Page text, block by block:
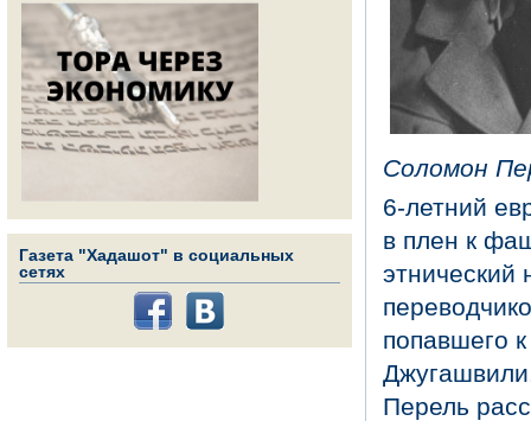
Газета "Хадашот" в социальных
сетях
Соломон
6-летний
в плен к
этнический
попавшего
Перель